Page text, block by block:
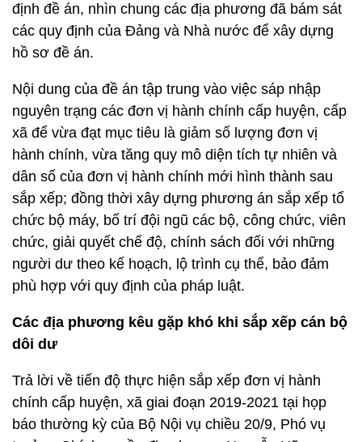
định đề án, nhìn chung các địa phương đã bám sát
các quy định của Đảng và Nhà nước để xây dựng
hồ sơ đề án.
Nội dung của đề án tập trung vào việc sáp nhập
nguyên trạng các đơn vị hành chính cấp huyện, cấp
xã để vừa đạt mục tiêu là giảm số lượng đơn vị
hành chính, vừa tăng quy mô diện tích tự nhiên và
dân số của đơn vị hành chính mới hình thành sau
sắp xếp; đồng thời xây dựng phương án sắp xếp tổ
chức bộ máy, bố trí đội ngũ các bộ, công chức, viên
chức, giải quyết chế độ, chính sách đối với những
người dư theo kế hoạch, lộ trình cụ thể, bảo đảm
phù hợp với quy định của pháp luật.
Các địa phương kêu gặp khó khi sắp xếp cán bộ
dôi dư
Trả lời về tiến độ thực hiện sắp xếp đơn vị hành
chính cấp huyện, xã giai đoạn 2019-2021 tại họp
báo thường kỳ của Bộ Nội vụ chiều 20/9, Phó vụ